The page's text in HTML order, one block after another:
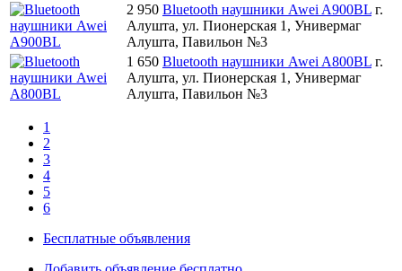
2 950 Bluetooth наушники Awei A900BL г.
Алушта, ул. Пионерская 1, Универмаг
Алушта, Павильон №3
1 650 Bluetooth наушники Awei A800BL г.
Алушта, ул. Пионерская 1, Универмаг
Алушта, Павильон №3
1
2
3
4
5
6
Бесплатные объявления